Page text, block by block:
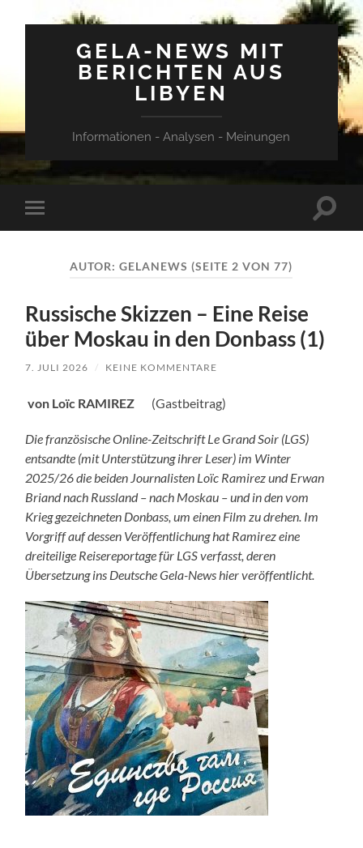
GELA-NEWS MIT
BERICHTEN AUS
LIBYEN
Informationen - Analysen - Meinungen
Mobile-
Menü
AUTOR:GELANEWS (SEITE 2 VON 77)
Russische Skizzen – Eine Reise
über Moskau in den Donbass (1)
7. JULI 2026 / KEINE KOMMENTARE
von Loïc RAMIREZ (Gastbeitrag)
Die französische Online-Zeitschrift Le Grand Soir (LGS)
entsandte (mit Unterstützung ihrer Leser) im Winter
2025/26 die beiden Journalisten Loïc Ramirez und Erwan
Briand nach Russland – nach Moskau – und in den vom
Krieg gezeichneten Donbass, um einen Film zu drehen. Im
Vorgriff auf dessen Veröffentlichung hat Ramirez eine
dreiteilige Reisereportage für LGS verfasst, deren
Übersetzung ins Deutsche Gela-News hier veröffentlicht.